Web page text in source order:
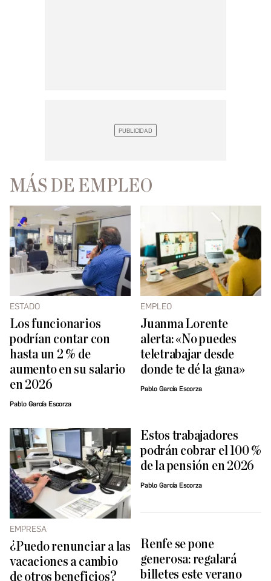
MÁS DE EMPLEO
ESTADO
Los funcionarios
podrían contar con
hasta un 2 % de
aumento en su salario
en 2026
Pablo García Escorza
EMPLEO
Juanma Lorente
alerta: «No puedes
teletrabajar desde
donde te dé la gana»
Pablo García Escorza
EMPRESA
¿Puedo renunciar a las
vacaciones a cambio
de otros beneficios?
Estos trabajadores
podrán cobrar el 100 %
de la pensión en 2026
Pablo García Escorza
Renfe se pone
generosa: regalará
billetes este verano